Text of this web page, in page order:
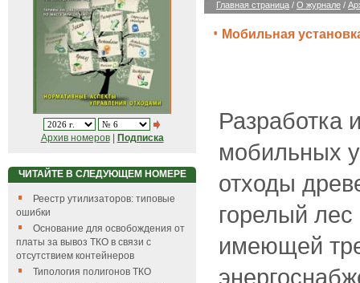
Архив номеров| Подписка
ЧИТАЙТЕ В СЛЕДУЮЩЕМ НОМЕРЕ
Реестр утилизаторов: типовые
ошибки
Основание для освобождения от
платы за вывоз ТКО в связи с
отсутствием контейнеров
Типология полигонов ТКО
Главная страница / О журнале /
Мобильная
Разработка
мобильных
отходы
горелый
имеющей